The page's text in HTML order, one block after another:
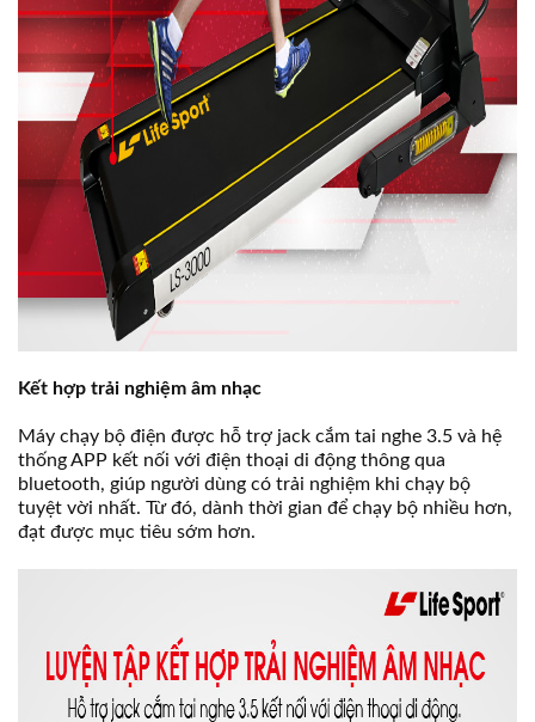
Kết hợp trải nghiệm âm nhạc
Máy chạy bộ điện được hỗ trợ jack cắm tai nghe 3.5 và hệ
thống APP kết nối với điện thoại di động thông qua
bluetooth, giúp người dùng có trải nghiệm khi chạy bộ
tuyệt vời nhất. Từ đó, dành thời gian để chạy bộ nhiều hơn,
đạt được mục tiêu sớm hơn.